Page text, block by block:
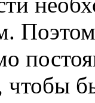
чтобы